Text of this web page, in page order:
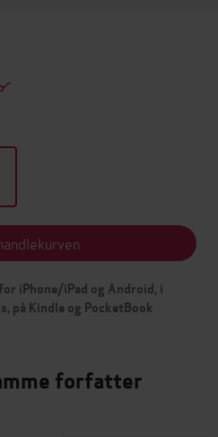
iPhone/iPad og Android, i
på Kindle og PocketBook
forfatter